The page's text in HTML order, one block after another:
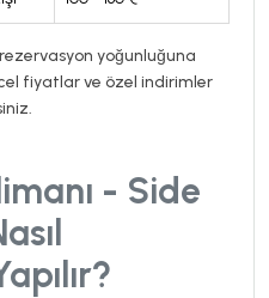
yoğunluğuna
fiyatlar ve özel indirimler
- Side